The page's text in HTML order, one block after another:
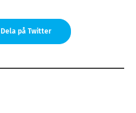
Dela på Twitter